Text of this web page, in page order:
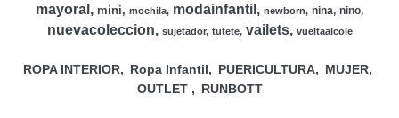
mayoral mini mochila modainfantil newborn nina nino
nuevacoleccion sujetador tutete vailets vueltaalcole
ROPA INTERIOR Ropa Infantil PUERICULTURA
MUJER
OUTLET
RUNBOTT